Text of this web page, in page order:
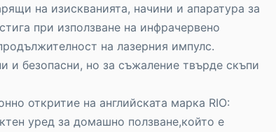
на изискванията, начини и апаратура за
при използване на инфрачервено
на лазерния импулс.
и безопасни, но за съжаление твърде скъпи
откритие на английската марка RIO:
уред за домашно ползване,който е